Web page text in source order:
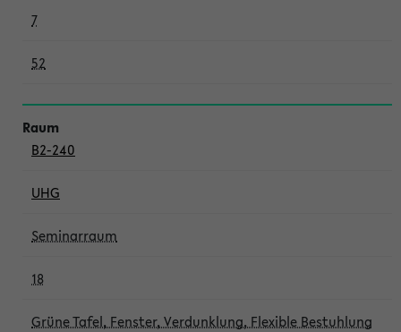
7
52
B2-240
UHG
Seminarraum
18
Grüne Tafel, Fenster, Verdunklung, Flexible Bestuhlung